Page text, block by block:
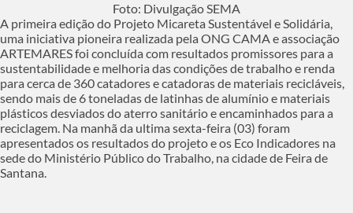
Foto: Divulgação SEMA
A primeira edição do Projeto Micareta Sustentável e Solidária,
uma iniciativa pioneira realizada pela ONG CAMA e associação
ARTEMARES foi concluída com resultados promissores para a
sustentabilidade e melhoria das condições de trabalho e renda
para cerca de 360 catadores e catadoras de materiais recicláveis,
sendo mais de 6 toneladas de latinhas de alumínio e materiais
plásticos desviados do aterro sanitário e encaminhados para a
reciclagem. Na manhã da ultima sexta-feira (03) foram
apresentados os resultados do projeto e os Eco Indicadores na
sede do Ministério Público do Trabalho, na cidade de Feira de
Santana.